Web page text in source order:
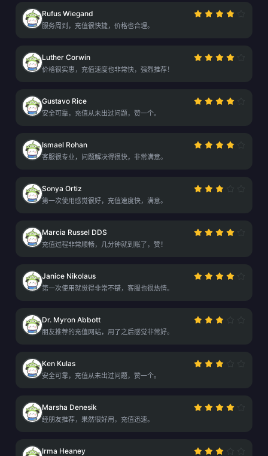
Rufus Wiegand
服务周到，充值很快捷，价格也合理。
Luther Corwin
价格很实惠，充值速度也非常快，强烈推荐！
Gustavo Rice
安全可靠，充值从未出过问题，赞一个。
Ismael Rohan
客服很专业，问题解决得很快，非常满意。
Sonya Ortiz
第一次使用感觉很好，充值速度快，满意。
Marcia Russel DDS
充值过程非常顺畅，几分钟就到账了，赞！
Janice Nikolaus
第一次使用就觉得非常不错，客服也很热情。
Dr. Myron Abbott
朋友推荐的充值网站，用了之后感觉非常好。
Ken Kulas
安全可靠，充值从未出过问题，赞一个。
Marsha Denesik
经朋友推荐，果然很好用，充值迅速。
Irma Heaney